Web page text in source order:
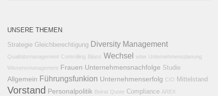
UNSERE THEMEN
Strategie Gleichberechtigung Diversity Management
Qualitätsmanagement Controlling Bilanz Wechsel wbw
Unternehmensplanung
Wissensmanagement Frauen Unternehmensnachfolge Studie
Allgemein Führungsfunkion Unternehmenserfolg CIO Mittelstand
Vorstand Personalpolitik Beirat Quote Compliance AREX